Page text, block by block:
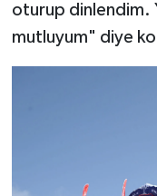
oturup dinlendim.
mutluyum" diye